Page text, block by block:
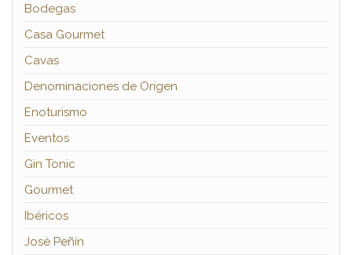
Bodegas
Casa Gourmet
Cavas
Denominaciones de Origen
Enoturismo
Eventos
Gin Tonic
Gourmet
Ibéricos
José Peñín